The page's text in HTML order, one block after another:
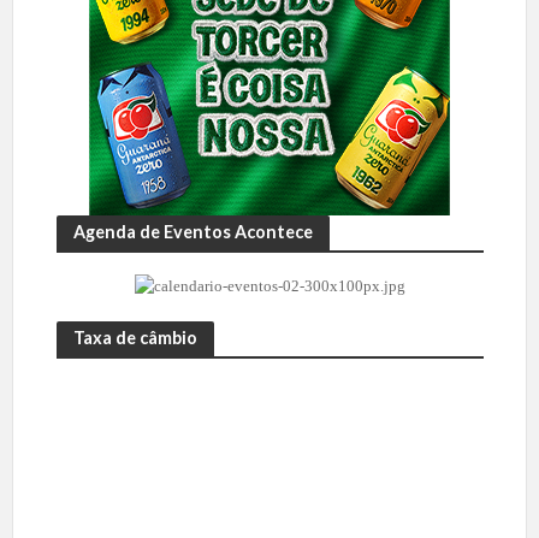
Agenda de Eventos Acontece
Taxa de câmbio